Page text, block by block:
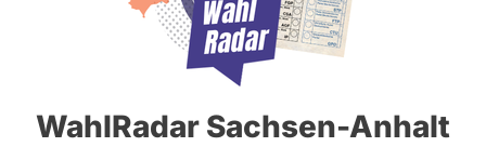
Bremen
Hamburg
Mecklenburg-Vorpommern
Nordrhein-Westfalen
WahlRadar Sachsen-Anhalt
S
P
Reiter
Anne Stamm